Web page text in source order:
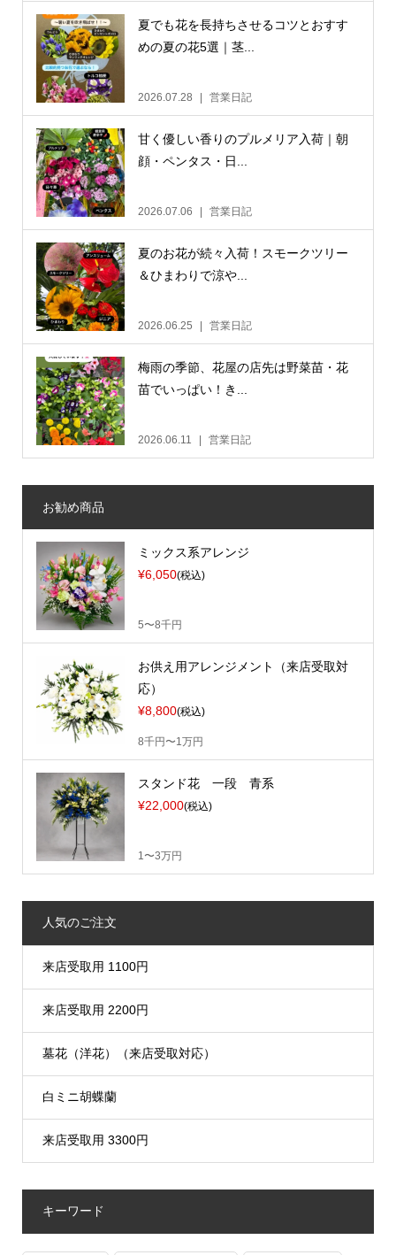
夏でも花を長持ちさせるコツとおすす
めの夏の花5選｜茎...
2026.07.28 営業日記
甘く優しい香りのプルメリア入荷｜朝
顔・ペンタス・日...
2026.07.06 営業日記
夏のお花が続々入荷！スモークツリー
＆ひまわりで涼や...
2026.06.25 営業日記
梅雨の季節、花屋の店先は野菜苗・花
苗でいっぱい！き...
2026.06.11 営業日記
お勧め商品
ミックス系アレンジ
¥6,050(税込)
5〜8千円
お供え用アレンジメント（来店受取対
応）
¥8,800(税込)
8千円〜1万円
スタンド花 一段 青系
¥22,000(税込)
1〜3万円
人気のご注文
来店受取用 1100円
来店受取用 2200円
墓花（洋花）（来店受取対応）
白ミニ胡蝶蘭
来店受取用 3300円
キーワード